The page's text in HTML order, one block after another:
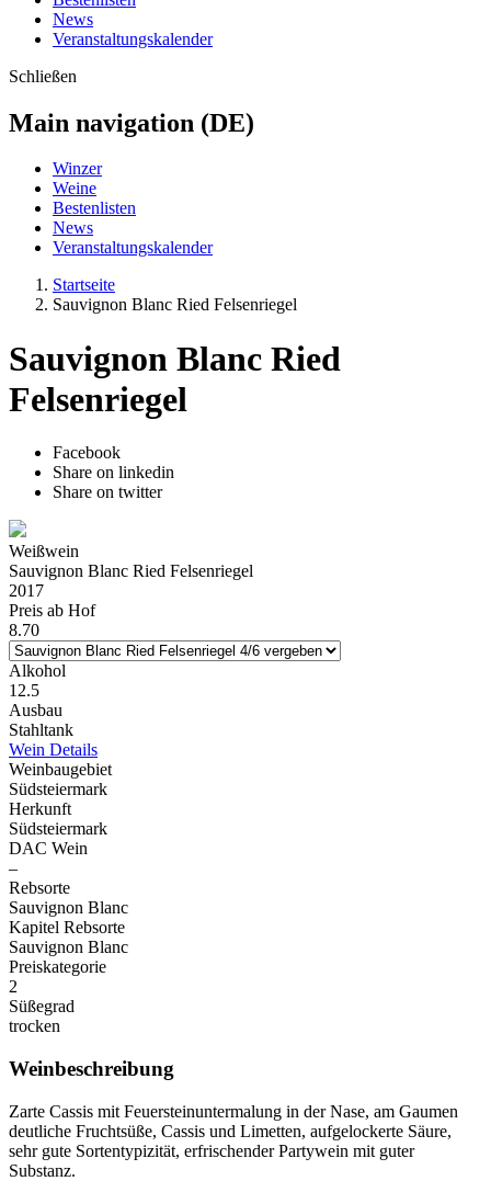
News
Veranstaltungskalender
Schließen
Main navigation (DE)
Winzer
Weine
Bestenlisten
News
Veranstaltungskalender
Startseite
Sauvignon Blanc Ried Felsenriegel
Sauvignon Blanc Ried
Felsenriegel
Facebook
Share on linkedin
Share on twitter
Weißwein
Sauvignon Blanc Ried Felsenriegel
2017
Preis ab Hof
8.70
Alkohol
12.5
Ausbau
Stahltank
Wein Details
Weinbaugebiet
Südsteiermark
Herkunft
Südsteiermark
DAC Wein
–
Rebsorte
Sauvignon Blanc
Kapitel Rebsorte
Sauvignon Blanc
Preiskategorie
2
Süßegrad
trocken
Weinbeschreibung
Zarte Cassis mit Feuersteinuntermalung in der Nase, am Gaumen
deutliche Fruchtsüße, Cassis und Limetten, aufgelockerte Säure,
sehr gute Sortentypizität, erfrischender Partywein mit guter
Substanz.